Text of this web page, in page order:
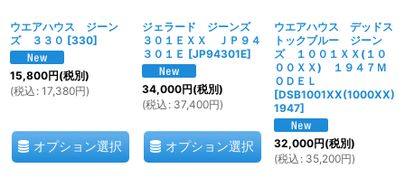
ウエアハウス ジーン
ズ ３３０ [330]
15,800円(税別)
(税込 : 17,380円)
オプション選択
ジェラード ジーンズ
３０１ＥＸＸ ＪＰ９４
３０１Ｅ [JP94301E]
34,000円(税別)
(税込 : 37,400円)
オプション選択
ウエアハウス デッドス
トックブルー ジーン
ズ １００１ＸＸ(１０
００ＸＸ) １９４７Ｍ
ＯＤＥＬ
[DSB1001XX(1000XX)
1947]
32,000円(税別)
(税込 : 35,200円)